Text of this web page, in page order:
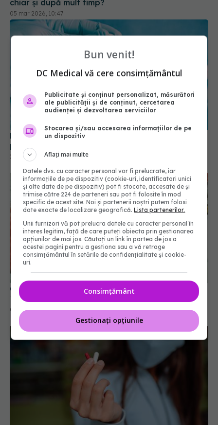
chiar și după mult timp?
05 mar 2026, 10:47
Noile vaccinuri anti-COVID-19, autorizate de FDA
pentru persoanele peste 65 de ani
28 aug 2025, 14:21
Creștere semnificativă a cazurilor noi de COVID-
04 iun 2025, 18:29
Bun venit!
DC Medical vă cere consimțământul
Publicitate și conținut personalizat, măsurători
ale publicității și de conținut, cercetarea
audienței și dezvoltarea serviciilor
Stocarea și/sau accesarea informațiilor de pe
un dispozitiv
Aflați mai multe
Datele dvs. cu caracter personal vor fi prelucrate, iar
informațiile de pe dispozitiv (cookie-uri, identificatori unici
și alte date de pe dispozitiv) pot fi stocate, accesate de și
trimise către 224 de parteneri sau pot fi folosite în mod
specific de acest site. Noi și partenerii noștri putem folosi
date exacte de localizare geografică.Lista partenerilor.
Unii furnizori vă pot prelucra datele cu caracter personal în
interes legitim, față de care puteți obiecta prin gestionarea
opțiunilor de mai jos. Căutați un link în partea de jos a
acestei pagini pentru a gestiona sau a vă retrage
consimțământul în setările de confidențialitate și cookie-
uri.
Consimțământ
Gestionați opțiunile